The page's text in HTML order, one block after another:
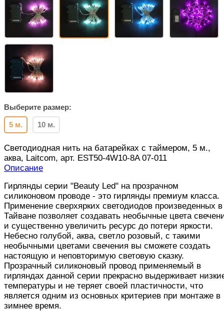
Выберите размер:
5 м. 10 м.
Светодиодная нить на батарейках с таймером, 5 м.,
аква, Laitcom, арт. EST50-4W10-8A 07-011
Описание
Гирлянды серии "Beauty Led" на прозрачном
силиконовом проводе - это гирлянды премиум класса.
Применение сверхярких светодиодов произведенных в
Тайване позволяет создавать необычные цвета
и существенно увеличить ресурс до потери яркости.
Небесно голубой, аква, светло розовый, с такими
необычными цветами свечения вы сможете создать
настоящую и неповторимую световую сказку.
Прозрачный силиконовый провод применяемый в
гирляндах данной серии прекрасно выдерживает
температуры и не теряет своей пластичности, что
является одним из основных критериев при монтаже в
зимнее время.